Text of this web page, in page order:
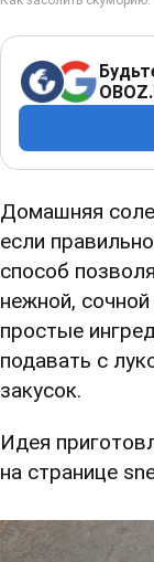
Домашняя
если
способ
нежной,
простые
подавать с
закусок.
Идея
на странице